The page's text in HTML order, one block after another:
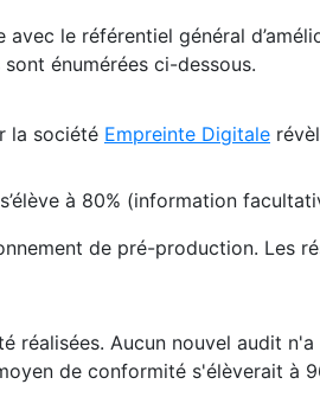
le référentiel général
énumérées ci-dessous.
la société Empreinte Digitale
à 80% (information
de pré-production. Les
Aucun nouvel audit
de conformité s'élèverait à